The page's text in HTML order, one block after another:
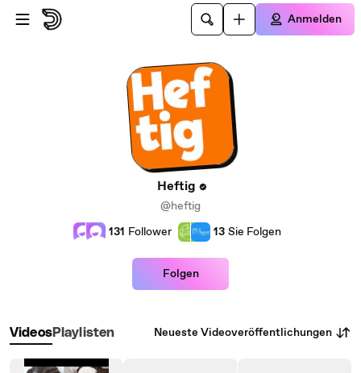
Zum Hauptinhalt springen
Anmelden
Heftig
@heftig
131 Follower 13 Sie Folgen
Folgen
VideosPlaylisten Neueste Videoveröffentlichungen